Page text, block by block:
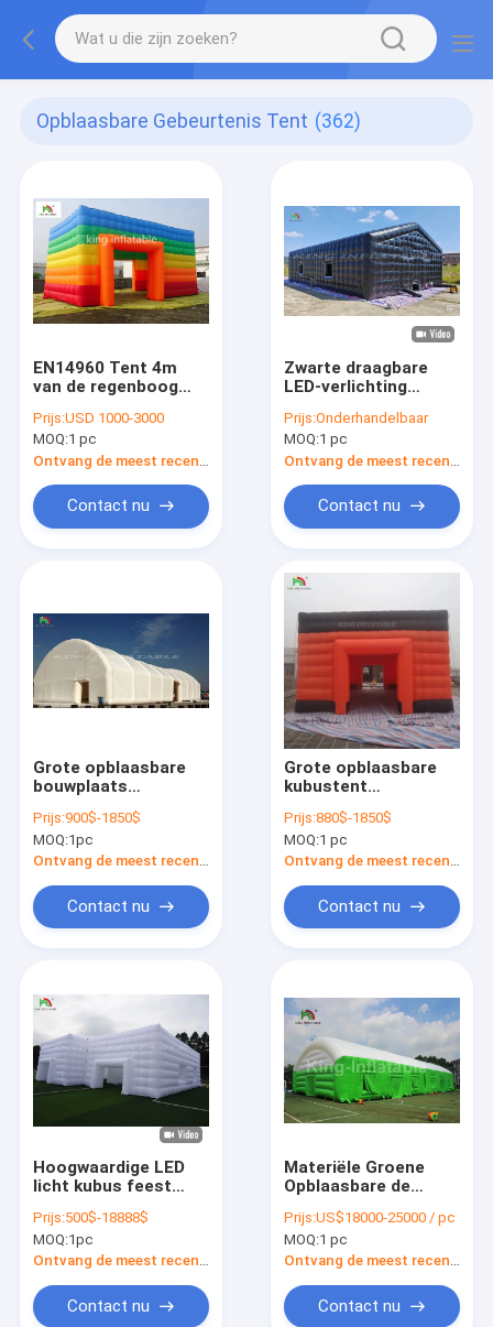
Opblaasbare Gebeurtenis Tent (362)
EN14960 Tent 4m
van de regenboog
Gebeurtenis Kleurrijk
Oxford voor
Commercieel
Prijs:USD 1000-3000
MOQ:1 pc
Contact nu
Zwarte draagbare
LED-verlichting
tent feesttent
opblaasbare
nachtclub
Prijs:Onderhandelbaar
MOQ:1 pc
Contact nu
Grote opblaasbare
bouwplaats
voor evenementen in
het buitenleven
opslagtent
Prijs:900$-1850$
MOQ:1pc
Contact nu
Grote opblaasbare
kubustent
nachtclubtent
opblaasbare
feesttent met LED-
Prijs:880$-1850$
MOQ:1 pc
Contact nu
Hoogwaardige LED
licht kubus feest
opblaasbare
nachtclub voor feest
Prijs:500$-18888$
MOQ:1pc
Ontvang de meest recente Prijs
Contact nu
Materiële Groene
Opblaasbare de
douane Grote pvc
voor Reclame
Prijs:US$18000-25000 / pc
MOQ:1 pc
Ontvang de meest recente Prijs
Contact nu